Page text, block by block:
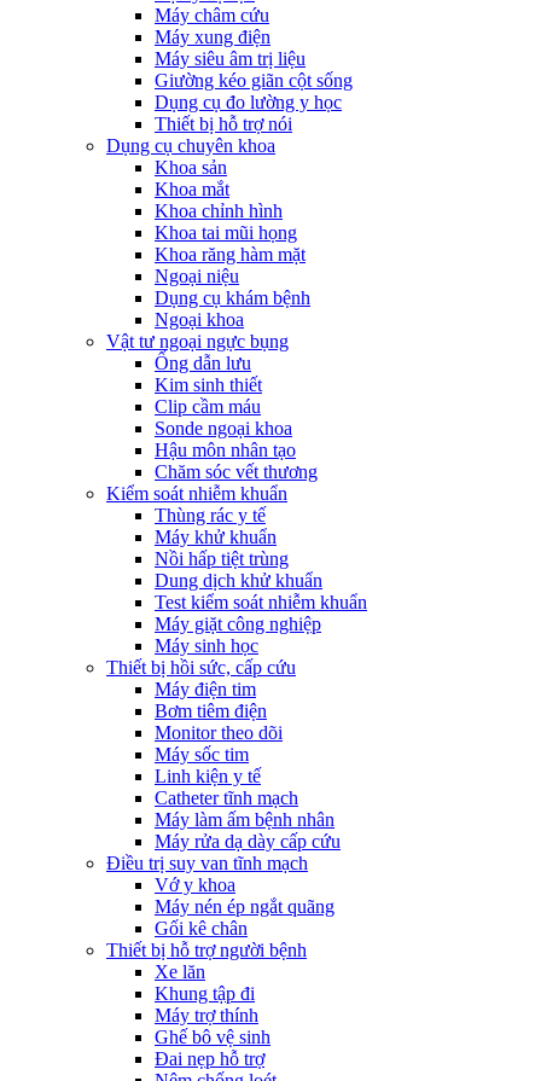
Máy châm cứu
Máy xung điện
Máy siêu âm trị liệu
Giường kéo giãn cột sống
Dụng cụ đo lường y học
Thiết bị hỗ trợ nói
Dụng cụ chuyên khoa
Khoa sản
Khoa mắt
Khoa chỉnh hình
Khoa tai mũi họng
Khoa răng hàm mặt
Ngoại niệu
Dụng cụ khám bệnh
Ngoại khoa
Vật tư ngoại ngực bụng
Ống dẫn lưu
Kim sinh thiết
Clip cầm máu
Sonde ngoại khoa
Hậu môn nhân tạo
Chăm sóc vết thương
Kiểm soát nhiễm khuẩn
Thùng rác y tế
Máy khử khuẩn
Nồi hấp tiệt trùng
Dung dịch khử khuẩn
Test kiểm soát nhiễm khuẩn
Máy giặt công nghiệp
Máy sinh học
Thiết bị hồi sức, cấp cứu
Máy điện tim
Bơm tiêm điện
Monitor theo dõi
Máy sốc tim
Linh kiện y tế
Catheter tĩnh mạch
Máy làm ấm bệnh nhân
Máy rửa dạ dày cấp cứu
Điều trị suy van tĩnh mạch
Vớ y khoa
Máy nén ép ngắt quãng
Gối kê chân
Thiết bị hỗ trợ người bệnh
Xe lăn
Khung tập đi
Máy trợ thính
Ghế bô vệ sinh
Đai nẹp hỗ trợ